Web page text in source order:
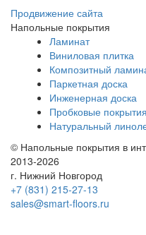
Продвижение сайта
Напольные покрытия
Ламинат
Виниловая плитка
Композитный
Паркетная доска
Инженерная доска
Пробковые покрытия
Натуральный
© Напольные покрытия в
2013-2026
г. Нижний Новгород
+7 (831) 215-27-13
sales@smart-floors.ru